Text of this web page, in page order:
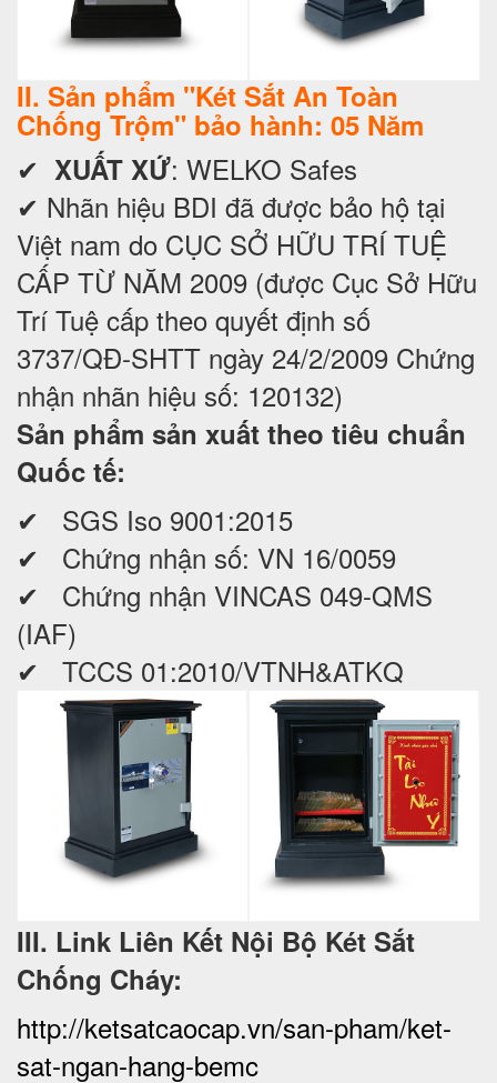
II. Sản phẩm "Két Sắt An Toàn
Chống Trộm" bảo hành: 05 Năm
✔ XUẤT XỨ: WELKO Safes
✔ Nhãn hiệu BDI đã được bảo hộ tại
Việt nam do CỤC SỞ HỮU TRÍ TUỆ
CẤP TỪ NĂM 2009 (được Cục Sở Hữu
Trí Tuệ cấp theo quyết định số
3737/QĐ-SHTT ngày 24/2/2009 Chứng
nhận nhãn hiệu số: 120132)
Sản phẩm sản xuất theo tiêu chuẩn
Quốc tế:
✔ SGS Iso 9001:2015
✔ Chứng nhận số: VN 16/0059
✔ Chứng nhận VINCAS 049-QMS
(IAF)
✔ TCCS 01:2010/VTNH&ATKQ
III. Link Liên Kết Nội Bộ Két Sắt
Chống Cháy:
http://ketsatcaocap.vn/san-pham/ket-
sat-ngan-hang-bemc